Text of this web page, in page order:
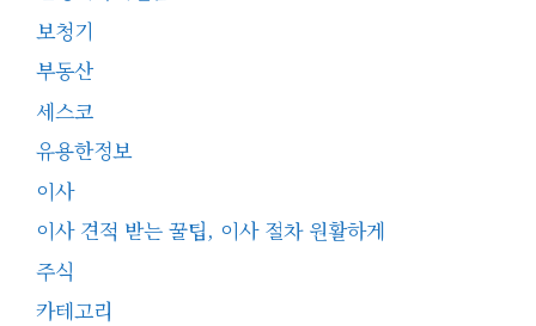
보청기
부동산
세스코
유용한정보
이사
이사 견적 받는 꿀팁, 이사 절차 원활하게
주식
카테고리